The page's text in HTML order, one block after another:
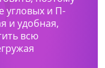
угловых и П-
и удобная,
всю